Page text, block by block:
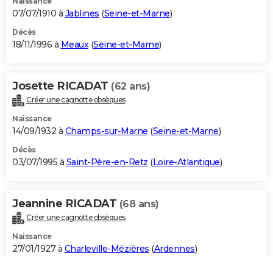
07/07/1910 à Jablines (Seine-et-Marne)
Décès
18/11/1996 à Meaux(Seine-et-Marne)
Josette RICADAT (62 ans)
Créer une cagnotte obsèques
Naissance
14/09/1932 à Champs-sur-Marne (Seine-et-Marne)
Décès
03/07/1995 à Saint-Père-en-Retz (Loire-Atlantique)
Jeannine RICADAT (68 ans)
Créer une cagnotte obsèques
Naissance
27/01/1927 à Charleville-Mézières (Ardennes)